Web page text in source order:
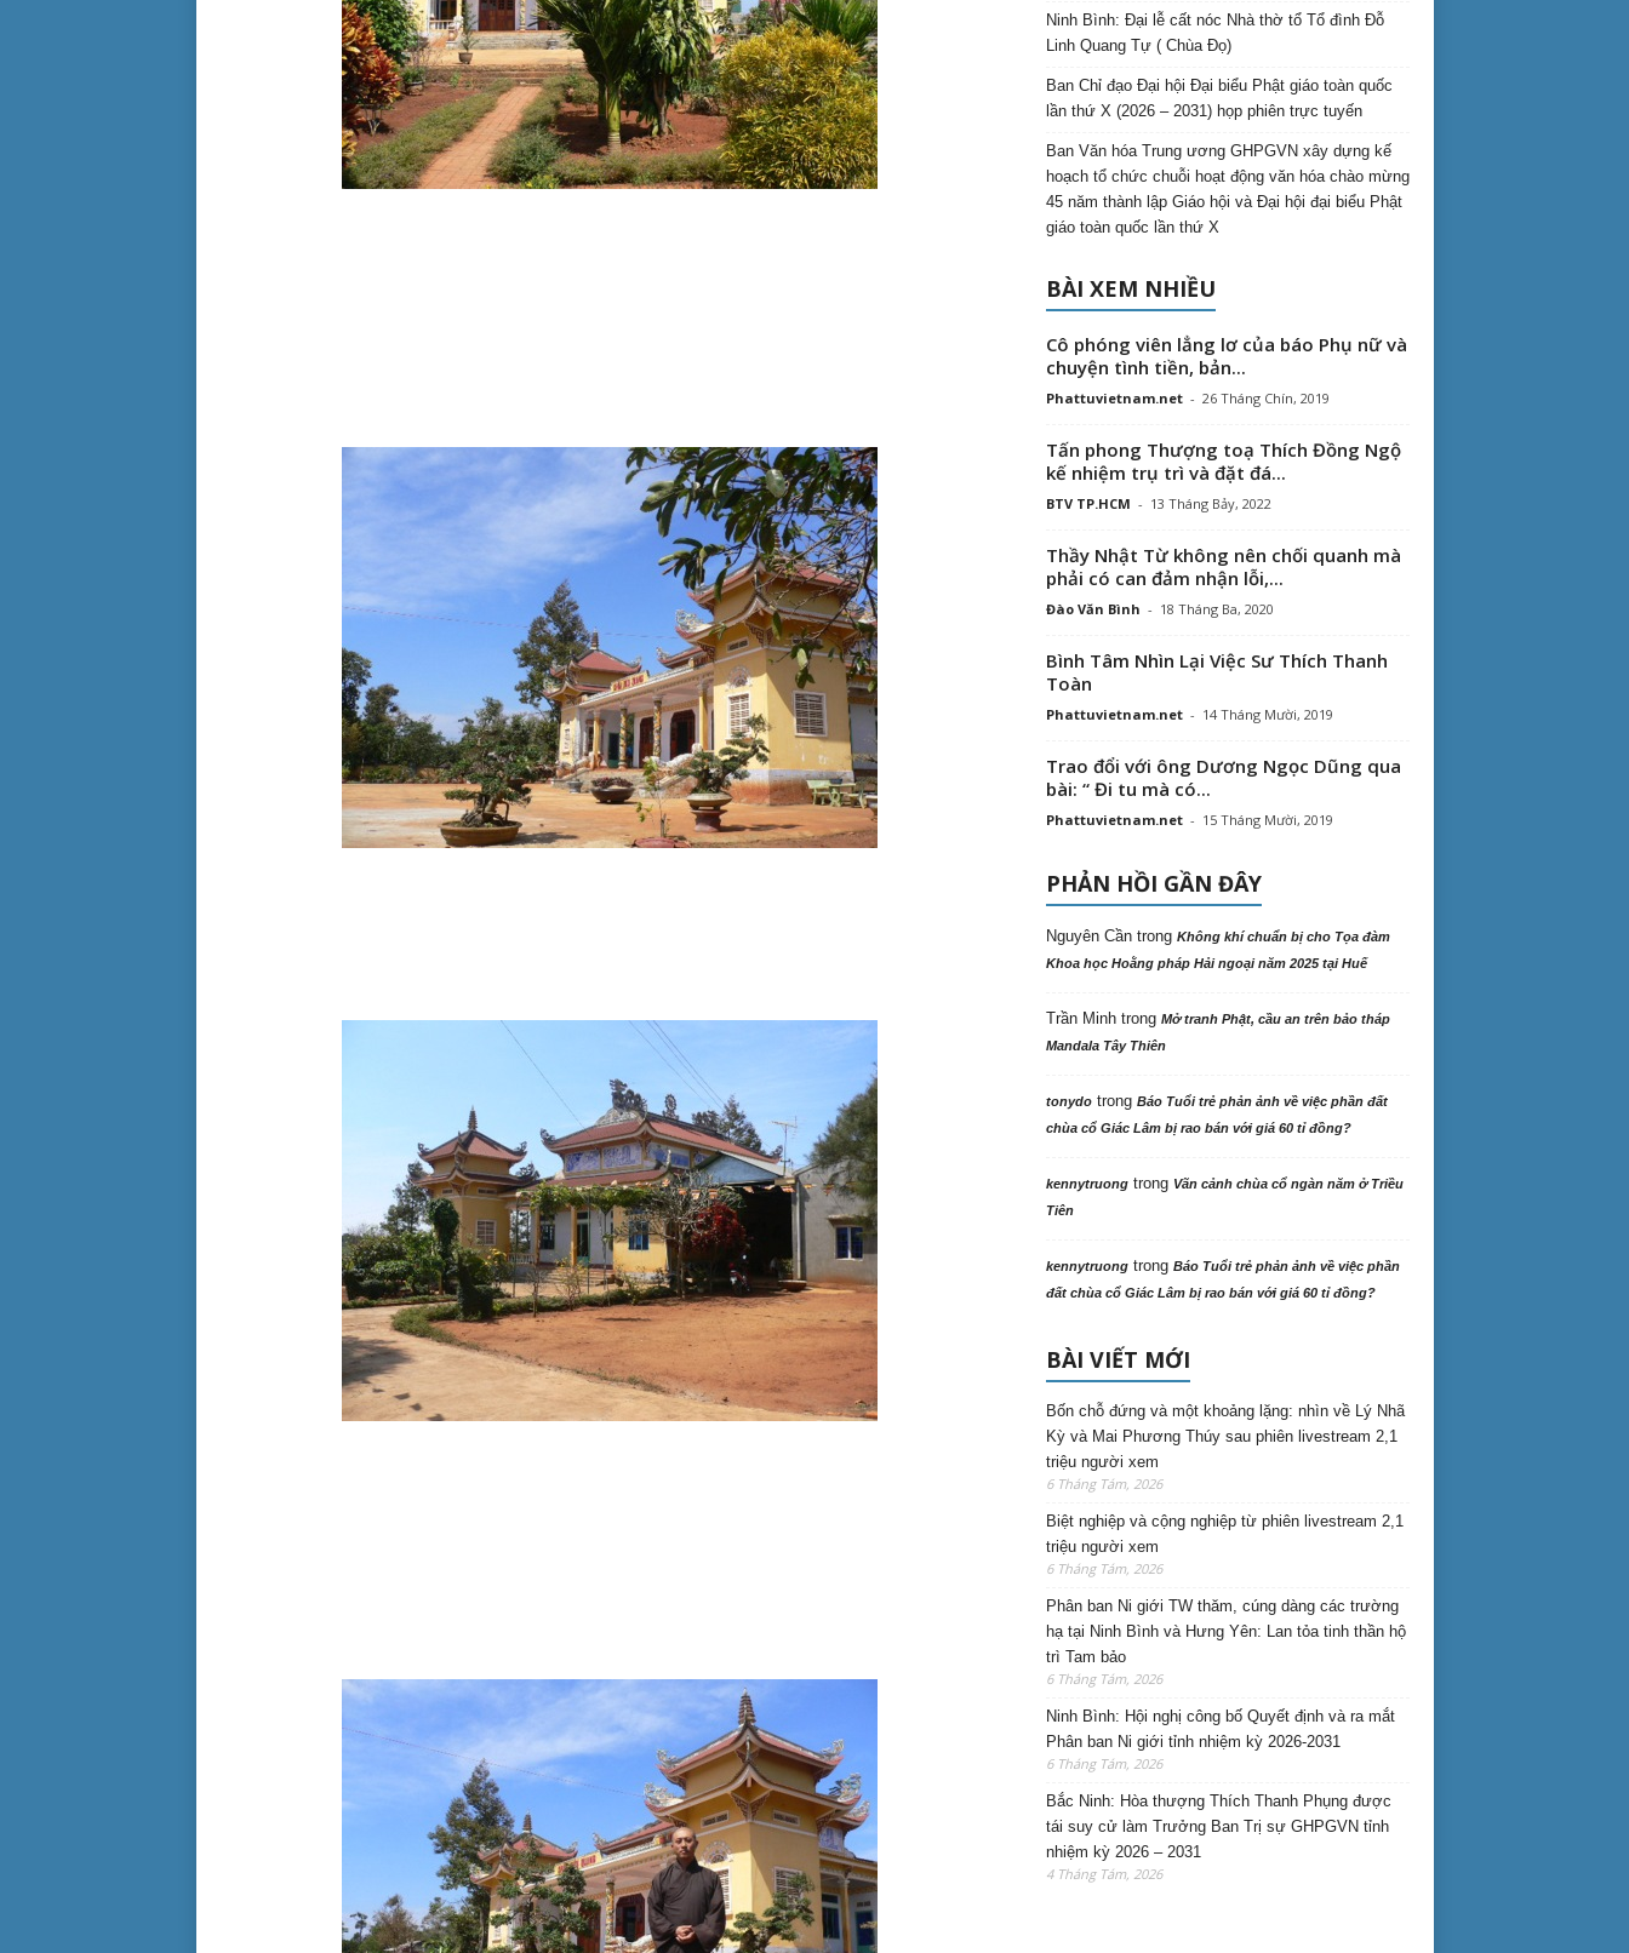
Ninh Bình: Đại lễ cất nóc Nhà thờ tổ Tổ đình Đỗ
Linh Quang Tự ( Chùa Đọ)
Ban Chỉ đạo Đại hội Đại biểu Phật giáo toàn quốc
lần thứ X (2026 – 2031) họp phiên trực tuyến
Ban Văn hóa Trung ương GHPGVN xây dựng kế
hoạch tổ chức chuỗi hoạt động văn hóa chào mừng
45 năm thành lập Giáo hội và Đại hội đại biểu Phật
giáo toàn quốc lần thứ X
BÀI XEM NHIỀU
Cô phóng viên lẳng lơ của báo Phụ nữ và
chuyện tình tiền, bản...
Phattuvietnam.net - 26 Tháng Chín, 2019
Tấn phong Thượng toạ Thích Đồng Ngộ
kế nhiệm trụ trì và đặt đá...
BTV TP.HCM - 13 Tháng Bảy, 2022
Thầy Nhật Từ không nên chối quanh mà
phải có can đảm nhận lỗi,...
Đào Văn Bình - 18 Tháng Ba, 2020
Bình Tâm Nhìn Lại Việc Sư Thích Thanh
Toàn
Phattuvietnam.net - 14 Tháng Mười, 2019
Trao đổi với ông Dương Ngọc Dũng qua
bài: “ Đi tu mà có...
Phattuvietnam.net - 15 Tháng Mười, 2019
PHẢN HỒI GẦN ĐÂY
Nguyên Cầntrong Không khí chuẩn bị cho Tọa đàm
Khoa học Hoằng pháp Hải ngoại năm 2025 tại Huế
Trần Minhtrong Mở tranh Phật, cầu an trên bảo tháp
Mandala Tây Thiên
tonydotrong Báo Tuổi trẻ phản ảnh về việc phần đất
chùa cổ Giác Lâm bị rao bán với giá 60 tỉ đồng?
kennytruongtrong Vãn cảnh chùa cổ ngàn năm ở Triều
Tiên
kennytruongtrong Báo Tuổi trẻ phản ảnh về việc phần
đất chùa cổ Giác Lâm bị rao bán với giá 60 tỉ đồng?
BÀI VIẾT MỚI
Bốn chỗ đứng và một khoảng lặng: nhìn về Lý Nhã
Kỳ và Mai Phương Thúy sau phiên livestream 2,1
triệu người xem
6 Tháng Tám, 2026
Biệt nghiệp và cộng nghiệp từ phiên livestream 2,1
triệu người xem
6 Tháng Tám, 2026
Phân ban Ni giới TW thăm, cúng dàng các trường
hạ tại Ninh Bình và Hưng Yên: Lan tỏa tinh thần hộ
trì Tam bảo
6 Tháng Tám, 2026
Ninh Bình: Hội nghị công bố Quyết định và ra mắt
Phân ban Ni giới tỉnh nhiệm kỳ 2026-2031
6 Tháng Tám, 2026
Bắc Ninh: Hòa thượng Thích Thanh Phụng được
tái suy cử làm Trưởng Ban Trị sự GHPGVN tỉnh
nhiệm kỳ 2026 – 2031
4 Tháng Tám, 2026